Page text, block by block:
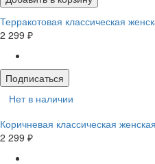
Терракотовая классическая
2 299 ₽
Подписаться
Нет в наличии
Коричневая классическая
2 299 ₽